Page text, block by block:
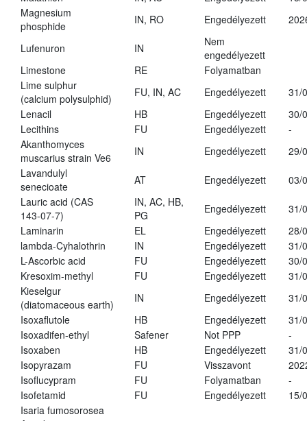
Magnesium
phosphide
IN, RO Engedélyezett
Lufenuron IN
Nem
engedélyezett
Limestone
RE
Folyamatban
Lime sulphur
(calcium polysulphid)
FU, IN, AC Engedélyezett
31/
Lenacil
HB Engedélyezett
30/
Lecithins
FU Engedélyezett
-
Akanthomyces
muscarius strain Ve6
IN Engedélyezett
29/
Lavandulyl
senecioate
AT Engedélyezett
03/
Lauric acid (CAS
143-07-7)
IN, AC, HB,
PG
Engedélyezett
31/
Laminarin
EL Engedélyezett
28/
lambda-Cyhalothrin
IN Engedélyezett
31/
L-Ascorbic acid
FU Engedélyezett
30/
Kresoxim-methyl
FU Engedélyezett
31/
Kieselgur
(diatomaceous earth)
IN Engedélyezett
31/
Isoxaflutole
HB Engedélyezett
31/
Isoxadifen-ethyl
Safener Not PPP
-
Isoxaben
HB Engedélyezett
31/
Isopyrazam
FU Visszavont
Isoflucypram
FU Folyamatban
-
Isofetamid
FU Engedélyezett
15/
Isaria fumosorosea